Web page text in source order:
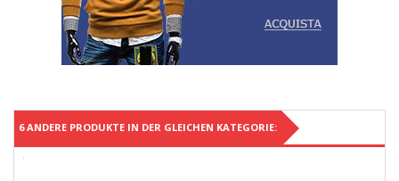
6 ANDERE PRODUKTE IN DER GLEICHEN KATEGORIE: